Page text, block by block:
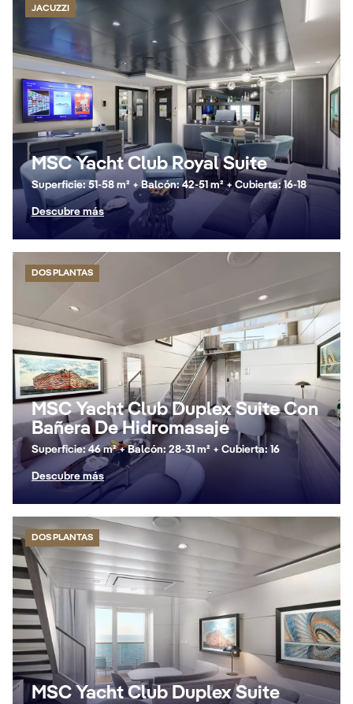
JACUZZI
MSC Yacht Club Royal Suite
Superficie: 51-58 m² + Balcón: 42-51 m² + Cubierta: 16-18
Descubre más
DOS PLANTAS
MSC Yacht Club Duplex Suite Con
Bañera De Hidromasaje
Superficie: 46 m² + Balcón: 28-31 m² + Cubierta: 16
Descubre más
DOS PLANTAS
MSC Yacht Club Duplex Suite